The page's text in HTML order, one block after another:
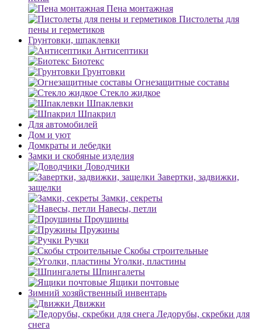
Пена монтажная
Пистолеты для
пены и герметиков
Грунтовки, шпаклевки
Антисептики
Биотекс
Грунтовки
Огнезащитные составы
Стекло жидкое
Шпаклевки
Шпакрил
Для автомобилей
Дом и уют
Домкраты и лебедки
Замки и скобяные изделия
Доводчики
Завертки, задвижки,
защелки
Замки, секреты
Навесы, петли
Проушины
Пружины
Ручки
Скобы строительные
Уголки, пластины
Шпингалеты
Ящики почтовые
Зимний хозяйственный инвентарь
Движки
Ледорубы, скребки для
снега